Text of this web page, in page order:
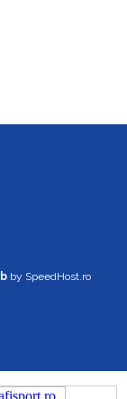
by SpeedHost.ro